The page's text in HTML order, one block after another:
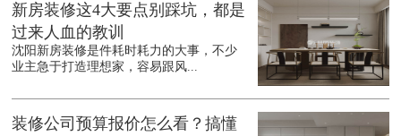
新房装修这4大要点别踩坑，都是
过来人血的教训
沈阳新房装修是件耗时耗力的大事，不少
业主急于打造理想家，容易跟风...
装修公司预算报价怎么看？搞懂